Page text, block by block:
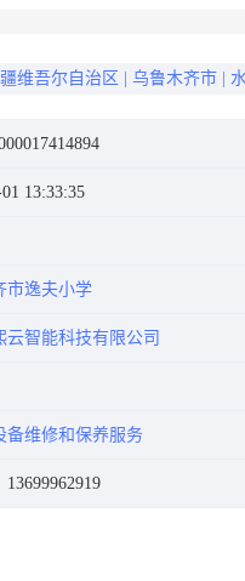
维吾尔自治区 乌鲁木齐市
13:33:35
市逸夫小学
云智能科技有限公司
备维修和保养服务